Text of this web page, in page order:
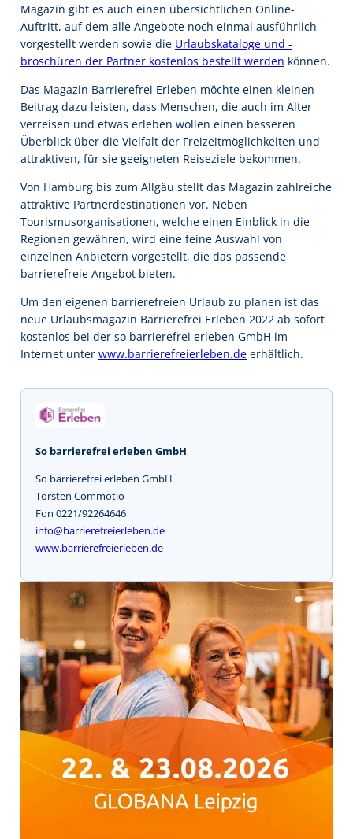
Magazin gibt es auch einen übersichtlichen Online-
Auftritt, auf dem alle Angebote noch einmal ausführlich
vorgestellt werden sowie die Urlaubskataloge und -
broschüren der Partner kostenlos bestellt werden können.
Das Magazin Barrierefrei Erleben möchte einen kleinen
Beitrag dazu leisten, dass Menschen, die auch im Alter
verreisen und etwas erleben wollen einen besseren
Überblick über die Vielfalt der Freizeitmöglichkeiten und
attraktiven, für sie geeigneten Reiseziele bekommen.
Von Hamburg bis zum Allgäu stellt das Magazin zahlreiche
attraktive Partnerdestinationen vor. Neben
Tourismusorganisationen, welche einen Einblick in die
Regionen gewähren, wird eine feine Auswahl von
einzelnen Anbietern vorgestellt, die das passende
barrierefreie Angebot bieten.
Um den eigenen barrierefreien Urlaub zu planen ist das
neue Urlaubsmagazin Barrierefrei Erleben 2022 ab sofort
kostenlos bei der so barrierefrei erleben GmbH im
Internet unter www.barrierefreierleben.de erhältlich.
So barrierefrei erleben GmbH
So barrierefrei erleben GmbH
Torsten Commotio
Fon 0221/92264646
info@barrierefreierleben.de
www.barrierefreierleben.de